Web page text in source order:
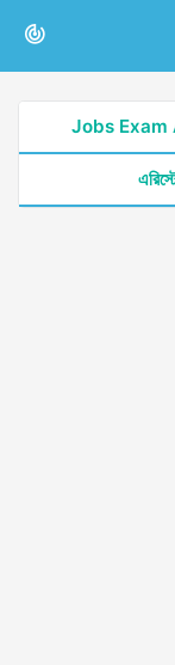
Jobs Exam